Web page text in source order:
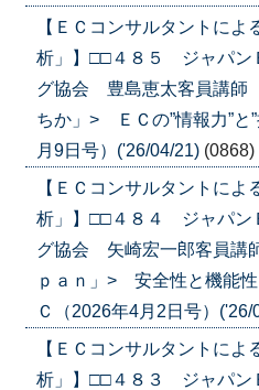
【ＥＣコンサルタントに
析」】□□４８５ ジャパン
グ協会 豊島恵太客員講師
ちか」> ＥＣの”情報力”と
月9日号）('26/04/21) (0868)
【ＥＣコンサルタントに
析」】□□４８４ ジャパン
グ協会 矢崎宏一郎客員
ｐａｎ」> 安全性と機能
Ｃ（2026年4月2日号）('26/
【ＥＣコンサルタントに
析」】□□４８３ ジャパン